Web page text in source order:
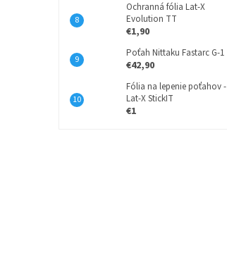
Ochranná fólia Lat-X
Evolution TT
€1,90
Poťah Nittaku Fastarc G-1
€42,90
Fólia na lepenie poťahov -
Lat-X StickIT
€1